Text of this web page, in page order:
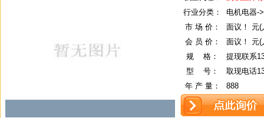
行业分类：
电机电器-
市 场 价：
面议！ 元(
会 员 价：
面议！ 元(
规
格：
提现联系
型
号：
取现电话
年 产 量：
888